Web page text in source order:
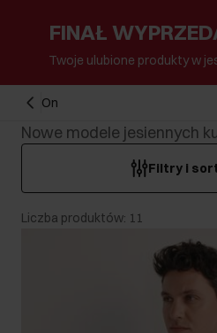
FINAŁ
Twoje ulubione produkty w
On
Nowe modele jesiennych
Filtry i
Liczba produktów: 11